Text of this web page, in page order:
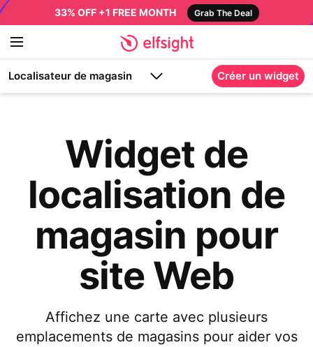
33% OFF +1 FREE MONTH Grab The Deal
Localisateur de magasin Créer un widget
Widget de
localisation de
magasin pour
site Web
Affichez une carte avec plusieurs
emplacements de magasins pour aider vos